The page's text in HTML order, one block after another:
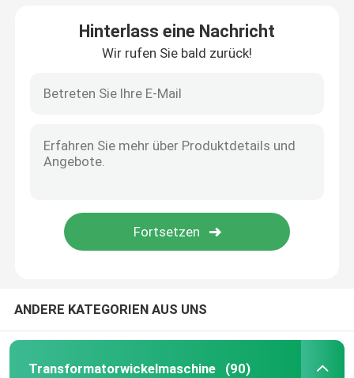
Hinterlass eine Nachricht
Wir rufen Sie bald zurück!
ANDERE KATEGORIEN AUS UNS
Transformatorwickelmaschine (90)